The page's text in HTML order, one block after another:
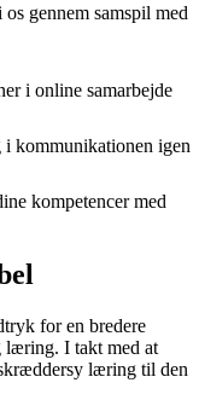
gennem samspil med
i online samarbejde
i kommunikationen igen
kompetencer med
for en bredere
læring. I takt med at
læring til den